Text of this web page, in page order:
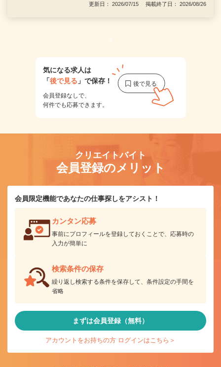
更新日： 2026/07/15 掲載終了日： 2026/08/26
1
気になる求人は
「後で見る 」で保存！
会員登録なしで、
何件でも応募できます。
クリエイトバイト
会員登録のメリット
会員限定機能であなたの仕事探しをアシスト！
カンタン応募
事前にプロフィールを登録しておくことで、応募時の
入力が簡単に
検索条件の保存
繰り返し検索する条件を保存して、条件設定の手間を
省略
まずは会員登録（無料）
アカウントをお持ちの方 ログインはこちら＞